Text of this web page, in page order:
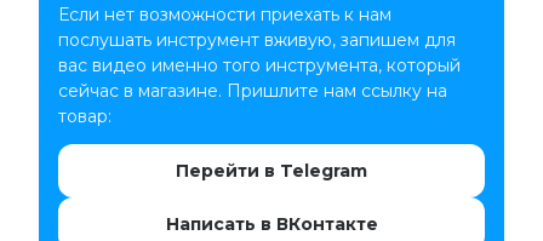
Если нет возможности приехать к нам
послушать инструмент вживую, запишем для
вас видео именно того инструмента, который
сейчас в магазине. Пришлите нам ссылку на
товар:
Перейти в Telegram
Написать в ВКонтакте